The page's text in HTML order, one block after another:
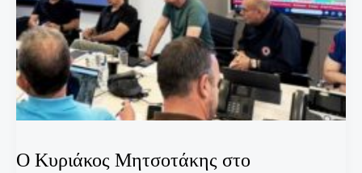
O Κυριάκος Μητσοτάκης στο